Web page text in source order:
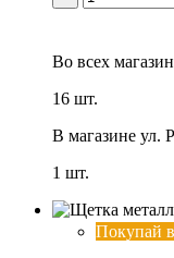
Во всех
16 шт.
В магазине ул.
1 шт.
Покупай